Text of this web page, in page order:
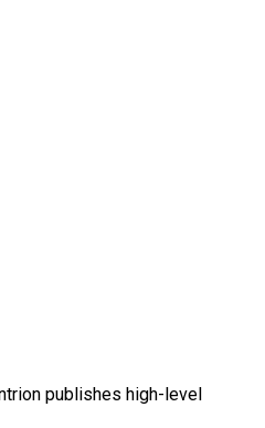
publishes high-level